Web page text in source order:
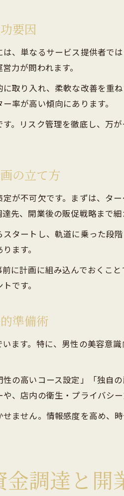
メンズエステ経営で注意した
トラブルを未然に防ぐリスク
顧客対応で求められるメンズ
突発的なリスク発生時の柔軟
オーナーとして備えるべき危
験を活かした失敗しない店舗
メンズエステ経営の成功体験
オーナー体験談に基づく集客
スタッフ育成で実感した成長
要因
、単なるサービス提供者で
力が問われます。
取り入れ、柔軟な改善を重
率が高い傾向にあります。
。リスク管理を徹底し、万
の立て方
が不可欠です。まずは、タ
先、開業後の販促戦略まで
タートし、軌道に乗った段
ます。
に計画に組み込んでおくこ
です。
準備術
ます。特に、男性の美容意
の高いコース設定」「独自
、店内の衛生・プライバシー
ません。情報感度を高め、
調達と開